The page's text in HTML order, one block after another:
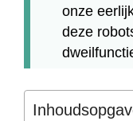
onze
deze